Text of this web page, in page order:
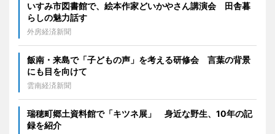
いすみ市図書館で、絵本作家どいかやさん講演会 田舎暮
らしの魅力話す
外房経済新聞
飯南・来島で「子どもの声」を考える研修会 言葉の背景
にも目を向けて
雲南経済新聞
瑞穂町郷土資料館で「キツネ展」 身近な野生、10年の記
録を紹介